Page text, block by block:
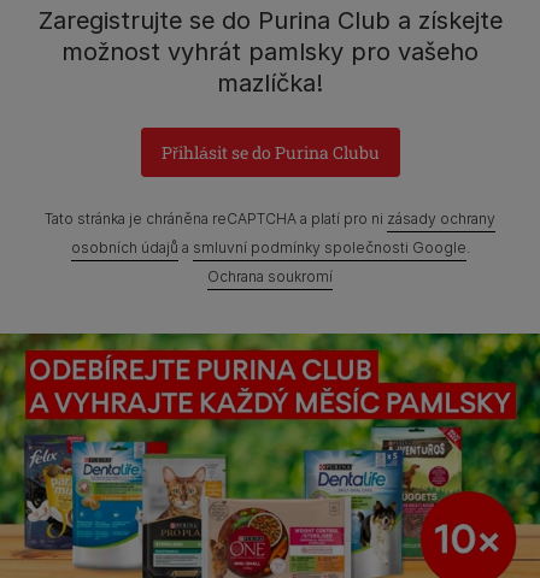
Zaregistrujte se do Purina Club a získejte
možnost vyhrát pamlsky pro vašeho
mazlíčka!
Přihlásit se do Purina Clubu
Tato stránka je chráněna reCAPTCHA a platí pro ni zásady ochrany
osobních údajů a smluvní podmínky společnosti Google.
Ochrana soukromí
Mezi Vodami 2035/31,
Praha 4 - Modřany
©Reg. Trademark of Nestlé S.A.
Prohlášení o přístupnosti Všeobecné podmínky
Marketingové podmínky Ochrana soukromí Soubory Cookies
Mapa webových stránek